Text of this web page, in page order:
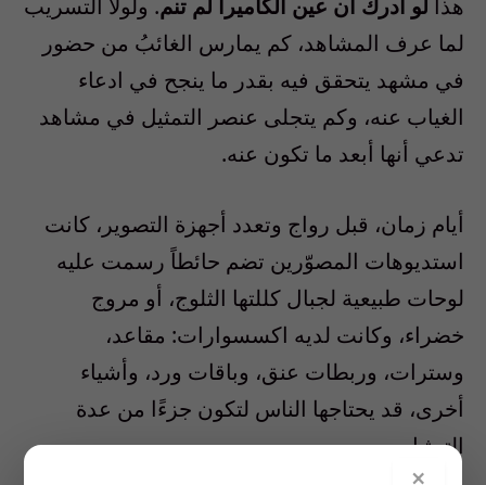
لما عرف المشاهد، كم يمارس الغائبُ من حضور
في مشهد يتحقق فيه بقدر ما ينجح في ادعاء
الغياب عنه، وكم يتجلى عنصر التمثيل في مشاهد
تدعي أنها أبعد ما تكون عنه.
أيام زمان، قبل رواج وتعدد أجهزة التصوير، كانت
استديوهات المصوّرين تضم حائطاً رسمت عليه
لوحات طبيعية لجبال كللتها الثلوج، أو مروج
خضراء، وكانت لديه اكسسوارات: مقاعد،
وسترات، وربطات عنق، وباقات ورد، وأشياء
أخرى، قد يحتاجها الناس لتكون جزءًا من عدة
التمثيل.
×